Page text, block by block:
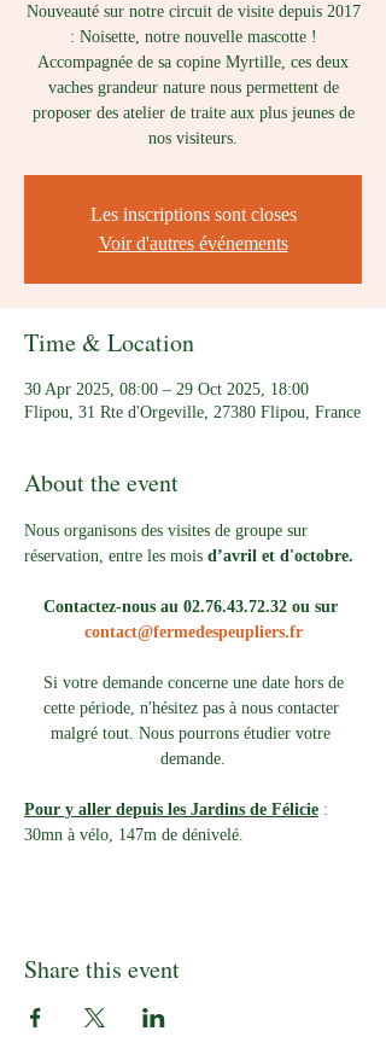
Nouveauté sur notre circuit de visite depuis 2017
: Noisette, notre nouvelle mascotte !
Accompagnée de sa copine Myrtille, ces deux
vaches grandeur nature nous permettent de
proposer des atelier de traite aux plus jeunes de
nos visiteurs.
Les inscriptions sont closes
Voir d'autres événements
Time & Location
30 Apr 2025, 08:00 – 29 Oct 2025, 18:00
Flipou, 31 Rte d'Orgeville, 27380 Flipou, France
About the event
Nous organisons des visites de groupe sur
réservation, entre les mois d’avril et d'octobre.
Contactez-nous au 02.76.43.72.32 ou sur
contact@fermedespeupliers.fr
Si votre demande concerne une date hors de
cette période, n'hésitez pas à nous contacter
malgré tout. Nous pourrons étudier votre
demande.
Pour y aller depuis les Jardins de Félicie :
30mn à vélo, 147m de dénivelé.
Share this event